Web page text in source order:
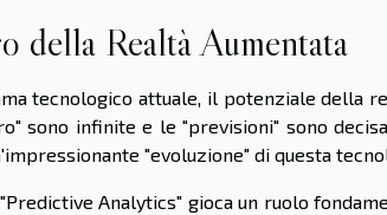
della Realtà Aumentata
tecnologico attuale, il potenziale della
sono infinite e le "previsioni" sono
"evoluzione" di questa
Analytics" gioca un ruolo